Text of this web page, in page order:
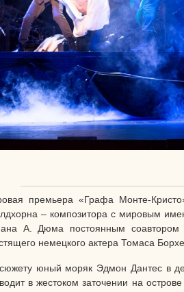
премьера «Графа Монте-
– композитора с мировым
А. Дюма постоянным соавтором
немецкого актера Томаса
юный моряк Эдмон Дантес в
в жестоком заточении на